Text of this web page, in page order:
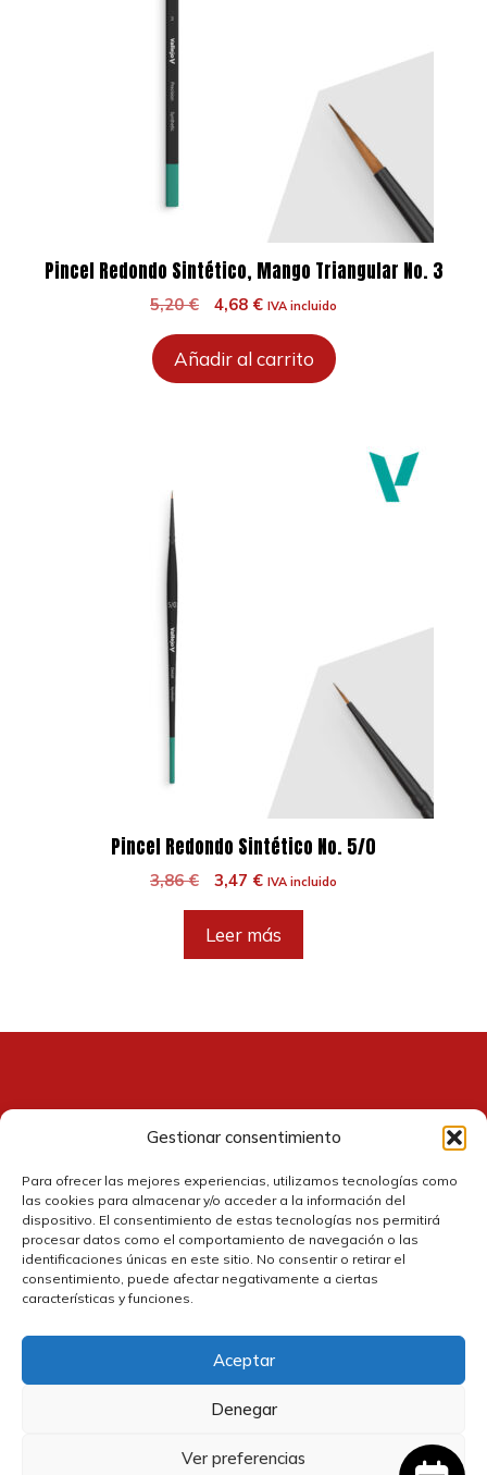
Gestionar consentimiento
Para ofrecer las mejores experiencias, utilizamos tecnologías como
las cookies para almacenar y/o acceder a la información del
dispositivo. El consentimiento de estas tecnologías nos permitirá
procesar datos como el comportamiento de navegación o las
identificaciones únicas en este sitio. No consentir o retirar el
consentimiento, puede afectar negativamente a ciertas
características y funciones.
Aceptar
Denegar
Ver preferencias
Pincel Redondo Sintético, Mango Triangular No. 3
5,20€
El
original
era:
4,68 €El
actual
es:
IVA incluido
Añadir al carrito
Pincel Redondo Sintético No. 5/0
3,86€
El
original
era:
3,47 €El
actual
es:
IVA incluido
Leer más
Contacto